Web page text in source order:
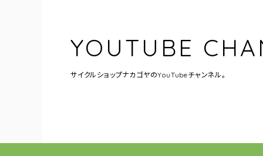
YOUTUBE
サイクルショップナカゴヤのYouTubeチャンネル。